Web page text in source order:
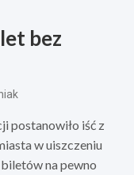
bez
postanowiło iść z
w uiszczeniu
na pewno